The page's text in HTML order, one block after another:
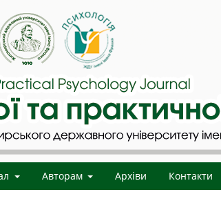
Авторам Архіви Контакти